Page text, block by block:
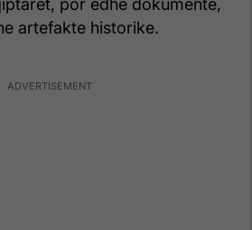
por edhe dokumente,
artefakte historike.